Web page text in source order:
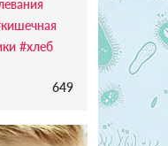
#хлеб
649